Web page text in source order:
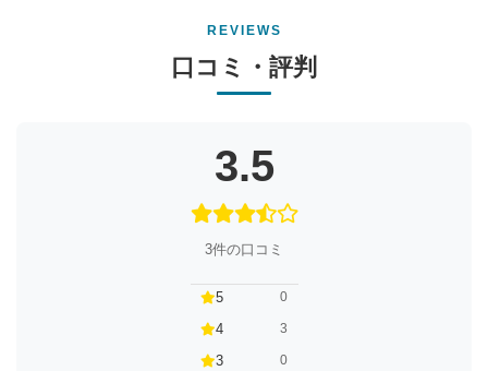
REVIEWS
口コミ・評判
3.5
3件の口コミ
5 0
4 3
3 0